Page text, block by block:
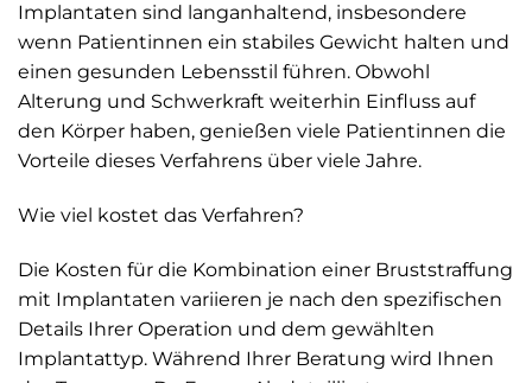
Implantaten sind langanhaltend, insbesondere
wenn Patientinnen ein stabiles Gewicht halten und
einen gesunden Lebensstil führen. Obwohl
Alterung und Schwerkraft weiterhin Einfluss auf
den Körper haben, genießen viele Patientinnen die
Vorteile dieses Verfahrens über viele Jahre.
Wie viel kostet das Verfahren?
Die Kosten für die Kombination einer Bruststraffung
mit Implantaten variieren je nach den spezifischen
Details Ihrer Operation und dem gewählten
Implantattyp. Während Ihrer Beratung wird Ihnen